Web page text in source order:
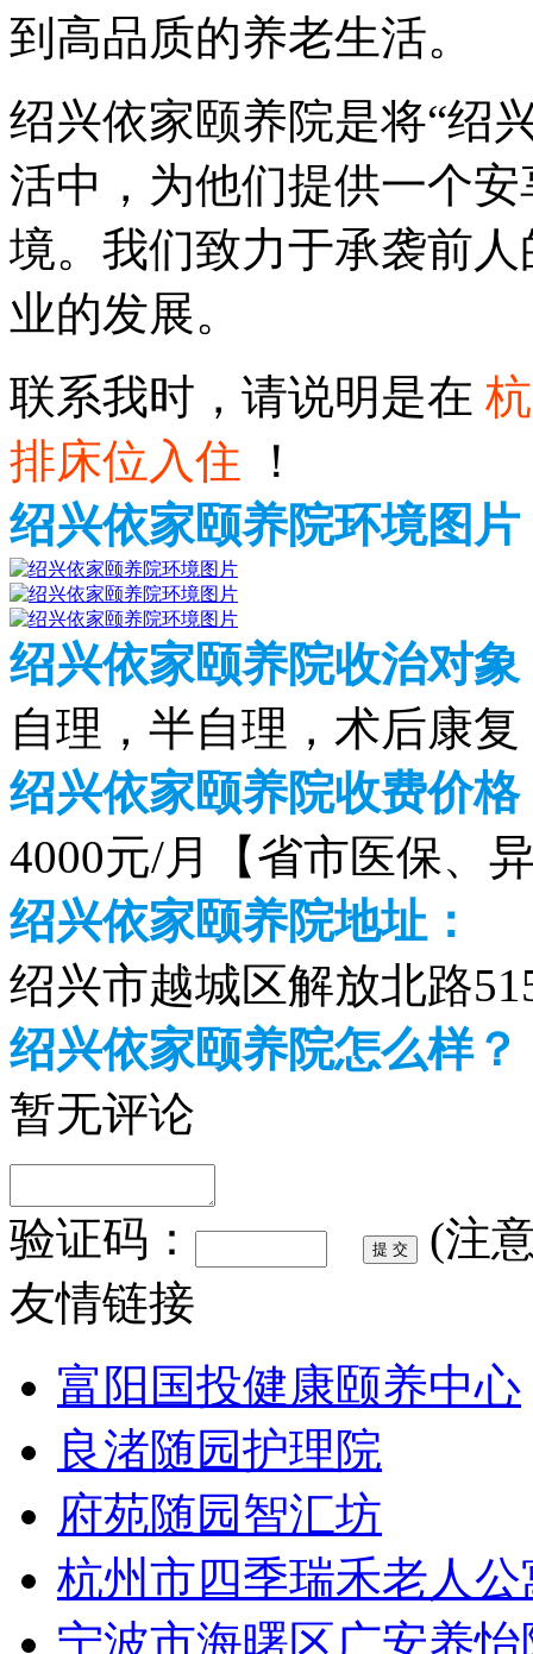
到高品质的养老生活。
绍兴依家颐养院是将“绍
活中，为他们提供一个
境。我们致力于承袭前
业的发展。
联系我时，请说明是在
排床位入住 ！
绍兴依家颐养院环境图片
绍兴依家颐养院收治对象
自理，半自理，术后康复
绍兴依家颐养院收费价格
4000元/月【省市医保、
绍兴依家颐养院地址：
绍兴市越城区解放北路
绍兴依家颐养院怎么样？
暂无评论
验证码：
(注
友情链接
富阳国投健康颐养中心
良渚随园护理院
府苑随园智汇坊
杭州市四季瑞禾老人公
宁波市海曙区广安养怡